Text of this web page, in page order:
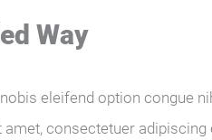
Way
eleifend option congue
consectetuer